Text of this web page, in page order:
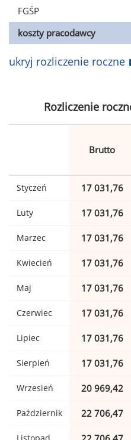
FGŚP
koszty pracodawcy
ukryj rozliczenie roczne
Rozliczenie
Brutto
Styczeń 17 031,76
Luty 17 031,76
Marzec 17 031,76
Kwiecień 17 031,76
Maj 17 031,76
Czerwiec 17 031,76
Lipiec 17 031,76
Sierpień 17 031,76
Wrzesień 20 969,42
Październik 22 706,47